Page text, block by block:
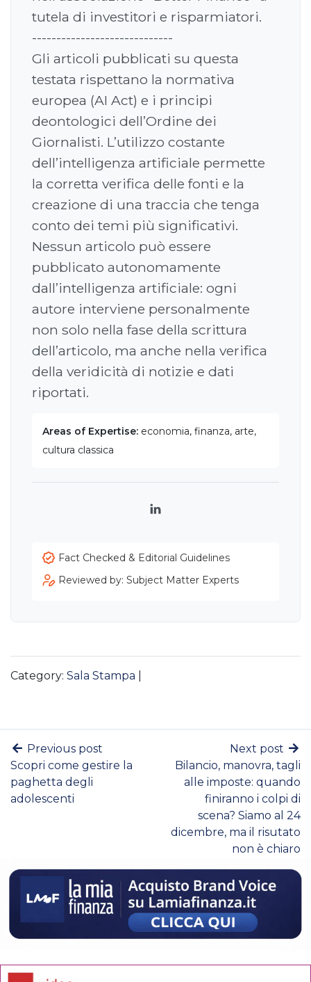
tutela di investitori e risparmiatori.
-----------------------------
Gli articoli pubblicati su questa
testata rispettano la normativa
europea (AI Act) e i principi
deontologici dell’Ordine dei
Giornalisti. L’utilizzo costante
dell’intelligenza artificiale permette
la corretta verifica delle fonti e la
creazione di una traccia che tenga
conto dei temi più significativi.
Nessun articolo può essere
pubblicato autonomamente
dall’intelligenza artificiale: ogni
autore interviene personalmente
non solo nella fase della scrittura
dell’articolo, ma anche nella verifica
della veridicità di notizie e dati
riportati.
Areas of Expertise: economia, finanza, arte,
cultura classica
LinkedIn
Fact Checked & Editorial Guidelines
Reviewed by: Subject Matter Experts
Category: Sala Stampa
Previous post
Scopri come gestire la
paghetta degli
adolescenti
Next post
Bilancio, manovra, tagli
alle imposte: quando
finiranno i colpi di
scena? Siamo al 24
dicembre, ma il risutato
non è chiaro